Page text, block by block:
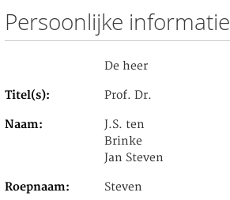
Persoonlijke informatie
De heer
Titel(s) Prof. Dr.
Naam
J.S. ten
Brinke
Jan Steven
Roepnaam Steven